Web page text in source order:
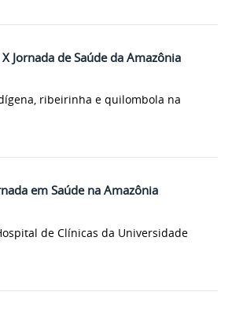
Jornada de Saúde da Amazônia
ribeirinha e quilombola na
em Saúde na Amazônia
de Clínicas da Universidade